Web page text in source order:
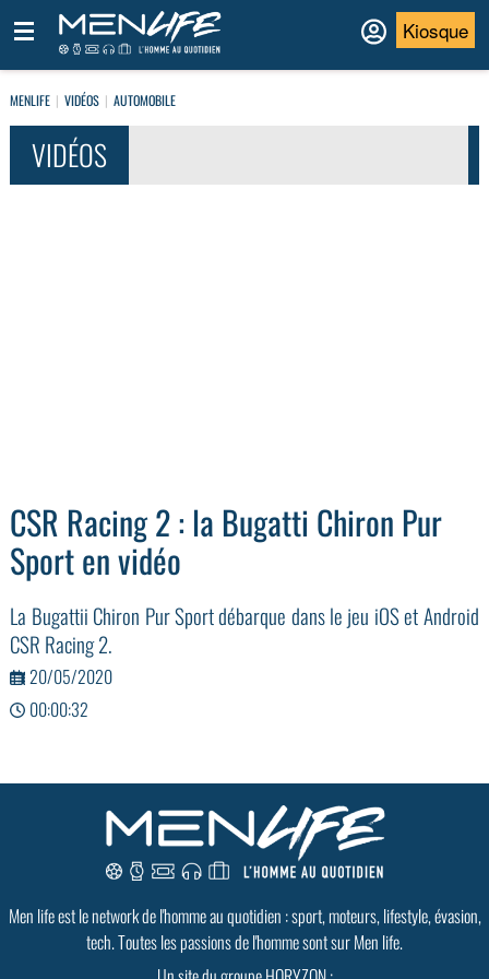
Kiosque
MENLIFE VIDÉOS AUTOMOBILE
VIDÉOS
CSR Racing 2 : la Bugatti Chiron Pur
Sport en vidéo
La Bugattii Chiron Pur Sport débarque dans le jeu iOS et Android
CSR Racing 2.
20/05/2020
00:00:32
Men life est le network de l'homme au quotidien : sport, moteurs, lifestyle, évasion,
tech. Toutes les passions de l'homme sont sur Men life.